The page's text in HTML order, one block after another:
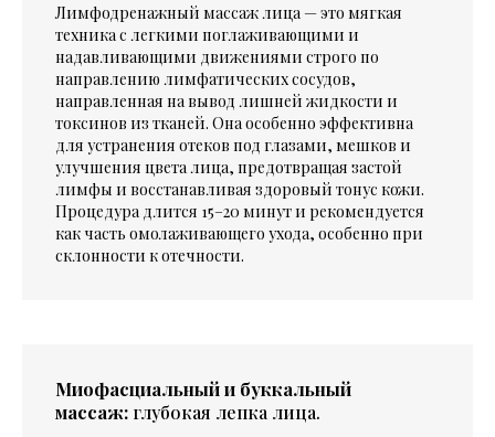
Лимфодренажный массаж лица — это мягкая
техника с легкими поглаживающими и
надавливающими движениями строго по
направлению лимфатических сосудов,
направленная на вывод лишней жидкости и
токсинов из тканей. Она особенно эффективна
для устранения отеков под глазами, мешков и
улучшения цвета лица, предотвращая застой
лимфы и восстанавливая здоровый тонус кожи.
Процедура длится 15–20 минут и рекомендуется
как часть омолаживающего ухода, особенно при
склонности к отечности.
Миофасциальный и буккальный
массаж: глубокая лепка лица.